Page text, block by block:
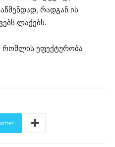
რადგან ის
ლაქებს.
რომლის ეფექტურობა